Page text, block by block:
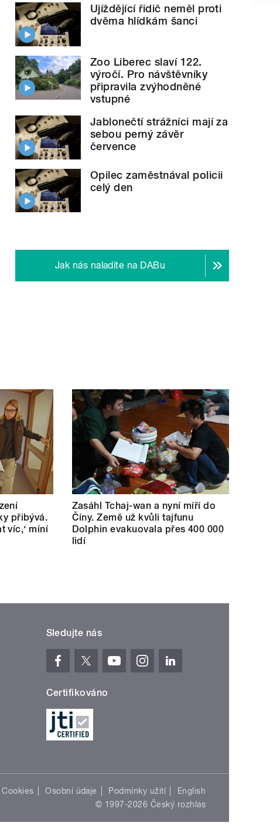
Ujíždějící řidič neměl proti
dvěma hlídkám šanci
Zoo Liberec slaví 122.
výročí. Pro návštěvníky
připravila zvýhodněné
vstupné
Jablonečtí strážníci mají za
sebou perný závěr
července
Opilec zaměstnával policii
celý den
Jak nás naladíte na DABu
přibývá.
víc,‘ míní
Zasáhl Tchaj-wan a nyní míří do
Číny. Země už kvůli tajfunu
Dolphin evakuovala přes 400 000
lidí
Sledujte nás
Certifikováno
Cookies Osobní údaje Podmínky užití
English
© 1997-2026 Český rozhlas